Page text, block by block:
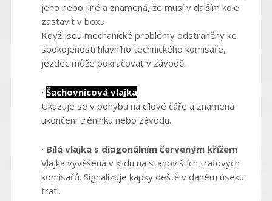
jeho nebo jiné a znamená, že musí v dalším kole
zastavit v boxu.
Když jsou mechanické problémy odstraněny ke
spokojenosti hlavního technického komisaře,
jezdec může pokračovat v závodě.
· Šachovnicová vlajka
Ukazuje se v pohybu na cílové čáře a znamená
ukončení tréninku nebo závodu.
· Bílá vlajka s diagonálním červeným křížem
Vlajka vyvěšená v klidu na stanovištích traťových
komisařů. Signalizuje kapky deště v daném úseku
trati.